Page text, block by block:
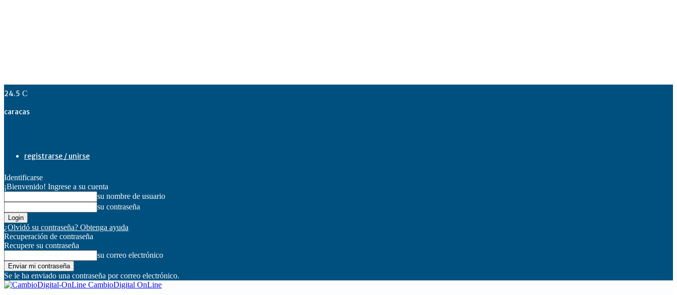
24.5 C
caracas
registrarse / unirse
Identificarse
¡Bienvenido! Ingrese a su cuenta
su nombre de usuario
su contraseña
¿Olvidó su contraseña? Obtenga ayuda
Recuperación de contraseña
Recupere su contraseña
su correo electrónico
Se le ha enviado una contraseña por correo electrónico.
CambioDigital OnLine